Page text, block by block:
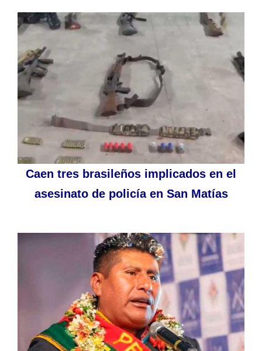
Caen tres brasileños implicados en el
asesinato de policía en San Matías